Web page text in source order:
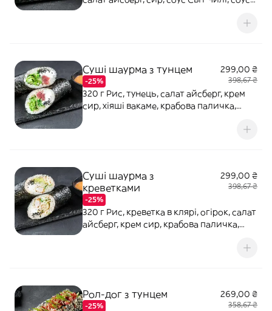
темпура, борошно темпура, сухарі панко
Суші шаурма з тунцем
-25%
299,00 ₴
398,67 ₴
320 г Рис, тунець, салат айсберг, крем
сир, хіяші вакаме, крабова паличка,
Суші шаурма з
креветками
-25%
299,00 ₴
398,67 ₴
320 г Рис, креветка в клярі, огірок, салат
айсберг, крем сир, крабова паличка,
Рол-дог з тунцем
-25%
269,00 ₴
358,67 ₴